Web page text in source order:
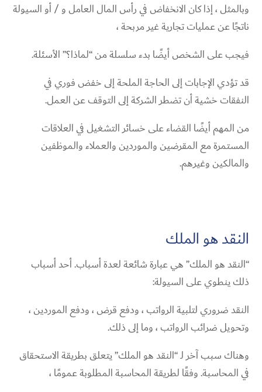
وبالمثل ، إذا كان الانخفاض في رأس المال العامل و / أو السيولة
ناتجًا عن عمليات تجارية غير مربحة ،
فيجب على الشخص أيضًا بدء سلسلة من “لماذا؟” الأسئلة.
قد تؤدي الإجابات إلى الحاجة الملحة إلى خفض فوري في
النفقات خشية أن تضطر الشركة إلى التوقف عن العمل.
من المهم أيضًا القضاء على خسائر التشغيل في العلاقات
المستمرة مع المقرضين والموردين والعملاء والموظفين
والمالكين وغيرهم.
النقد هو الملك
“النقد هو الملك” هي عبارة شائعة لعدة أسباب. أحد أسباب
ذلك ينطوي على السيولة:
النقد ضروري لتلبية الرواتب ، ودفع قرض ، ودفع الموردين ،
وتحويل ضرائب الرواتب ، وما إلى ذلك.
وهناك سبب آخر لـ “النقد هو الملك” يتعلق بطريقة الاستحقاق
في المحاسبة. وفقًا لطريقة المحاسبة المطلوبة عمومًا ،